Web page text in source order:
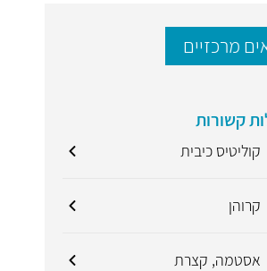
מרכזיים
קשורות
קוליטיס כיבית
קרוהן
אסטמה, קצרת